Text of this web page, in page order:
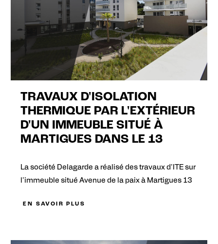
TRAVAUX D'ISOLATION
THERMIQUE PAR L'EXTÉRIEUR
D'UN IMMEUBLE SITUÉ À
MARTIGUES DANS LE 13
La société Delagarde a réalisé des travaux d'ITE sur
l'immeuble situé Avenue de la paix à Martigues 13
EN SAVOIR PLUS